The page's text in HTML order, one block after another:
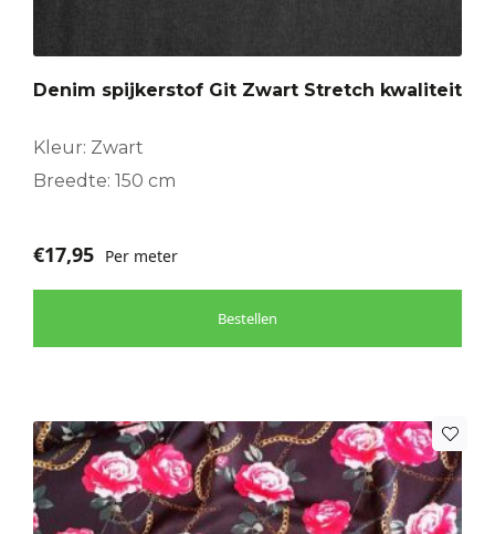
Denim spijkerstof Git Zwart Stretch kwaliteit
Kleur: Zwart
Breedte: 150 cm
€17,95 Per meter
Bestellen